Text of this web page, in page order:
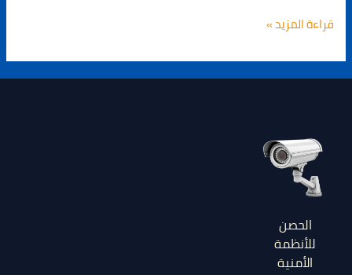
قراءة المزيد »
الحصن
للأنظمة
الأمنية